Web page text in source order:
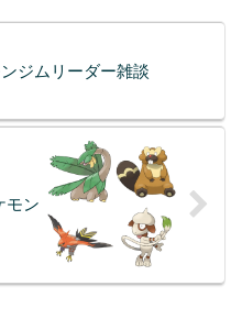
ジムリーダー雑談
モン